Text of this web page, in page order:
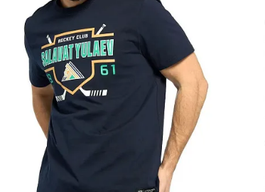
Амур
Барыс
Салават Юлаев
Сибирь